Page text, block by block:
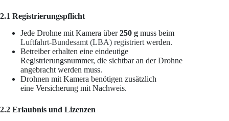
2.1 Registrierungspflicht
Jede Drohne mit Kamera über250 g muss beim
Luftfahrt-Bundesamt (LBA) registriert werden.
Betreiber erhalten eine eindeutige
Registrierungsnummer, die sichtbar an der Drohne
angebracht werden muss.
Drohnen mit Kamera benötigen zusätzlich
eine Versicherung mit Nachweis.
2.2 Erlaubnis und Lizenzen